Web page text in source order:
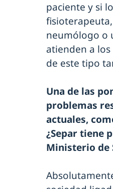
paciente y si
neumólogo o
atienden a
de este tipo
Una de las
problemas
actuales,
¿Separ tiene
Ministerio de